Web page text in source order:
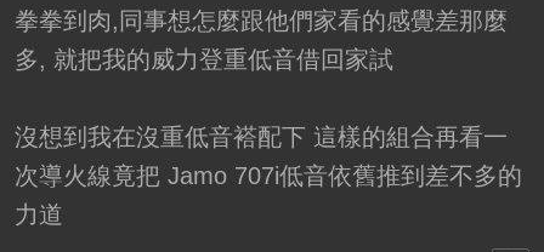
拳拳到肉,同事想怎麼跟他們家看的感覺差那麼
多, 就把我的威力登重低音借回家試
沒想到我在沒重低音褡配下 這樣的組合再看一
次導火線竟把 Jamo 707i低音依舊推到差不多的
力道